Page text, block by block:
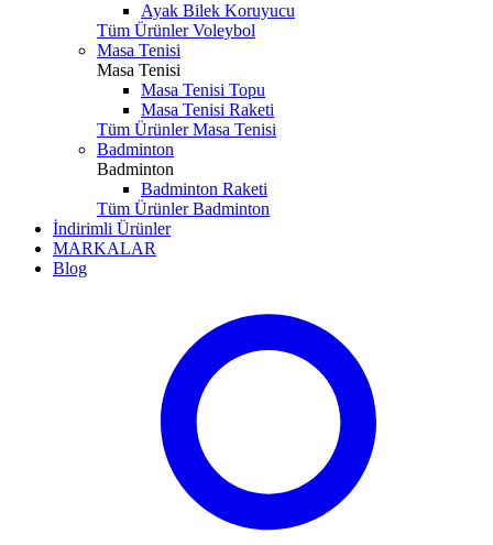
Ayak Bilek Koruyucu
Tüm Ürünler Voleybol
Masa Tenisi
Masa Tenisi
Masa Tenisi Topu
Masa Tenisi Raketi
Tüm Ürünler Masa Tenisi
Badminton
Badminton
Badminton Raketi
Tüm Ürünler Badminton
İndirimli Ürünler
MARKALAR
Blog